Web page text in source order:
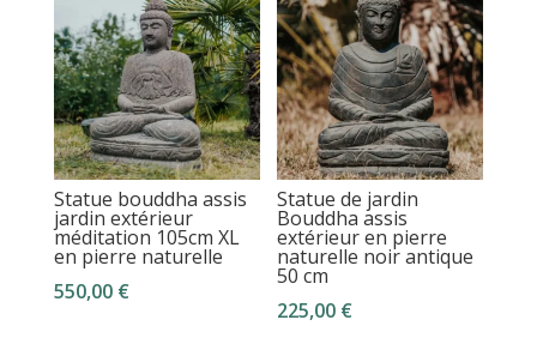
Statue bouddha assis
jardin extérieur
méditation 105cm XL
en pierre naturelle
550,00 €
Statue de jardin
Bouddha assis
extérieur en pierre
naturelle noir antique
50 cm
225,00 €